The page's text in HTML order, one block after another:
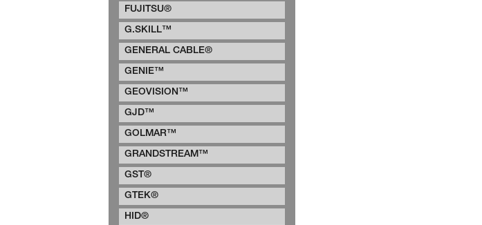
FUJITSU®
G.SKILL™
GENERAL CABLE®
GENIE™
GEOVISION™
GJD™
GOLMAR™
GRANDSTREAM™
GST®
GTEK®
HID®